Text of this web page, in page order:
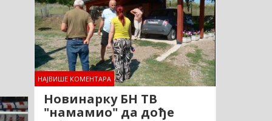
НАЈВИШЕ КОМЕНТАРА
Новинарку БН ТВ
"намамио" да дође